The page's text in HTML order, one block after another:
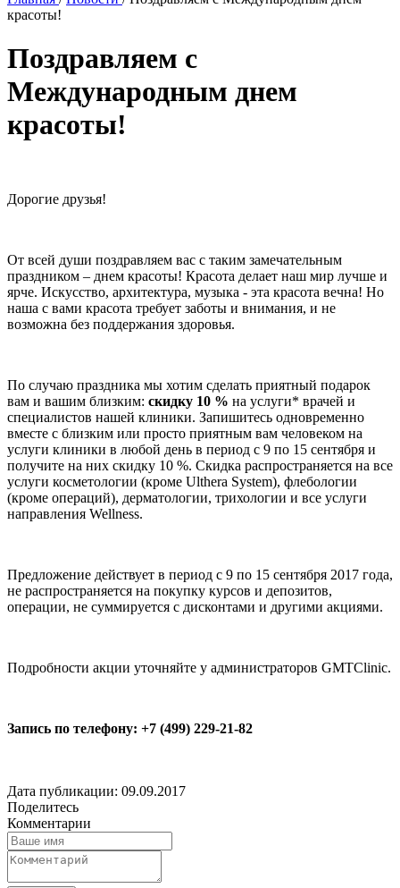
красоты!
Поздравляем с
Международным днем
красоты!
Дорогие друзья!
От всей души поздравляем вас с таким замечательным
праздником – днем красоты! Красота делает наш мир лучше и
ярче. Искусство, архитектура, музыка - эта красота вечна! Но
наша с вами красота требует заботы и внимания, и не
возможна без поддержания здоровья.
По случаю праздника мы хотим сделать приятный подарок
вам и вашим близким: скидку 10 % на услуги* врачей и
специалистов нашей клиники. Запишитесь одновременно
вместе с близким или просто приятным вам человеком на
услуги клиники в любой день в период с 9 по 15 сентября и
получите на них скидку 10 %. Скидка распространяется на все
услуги косметологии (кроме Ulthera System), флебологии
(кроме операций), дерматологии, трихологии и все услуги
направления Wellness.
Предложение действует в период с 9 по 15 сентября 2017 года,
не распространяется на покупку курсов и депозитов,
операции, не суммируется с дисконтами и другими акциями.
Подробности акции уточняйте у администраторов GMTClinic.
Запись по телефону: +7 (499) 229-21-82
Дата публикации: 09.09.2017
Поделитесь
Комментарии